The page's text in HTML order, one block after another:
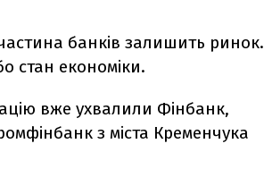
банків залишить ринок.
стан економіки.
вже ухвалили Фінбанк,
з міста Кременчука